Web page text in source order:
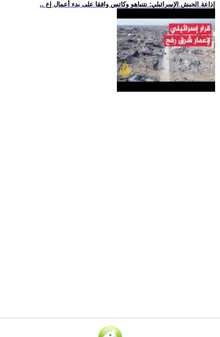
.. إذاعة الجيش الإسرائيلي: نتنياهو وكاتس وافقا على بدء أعمال إع